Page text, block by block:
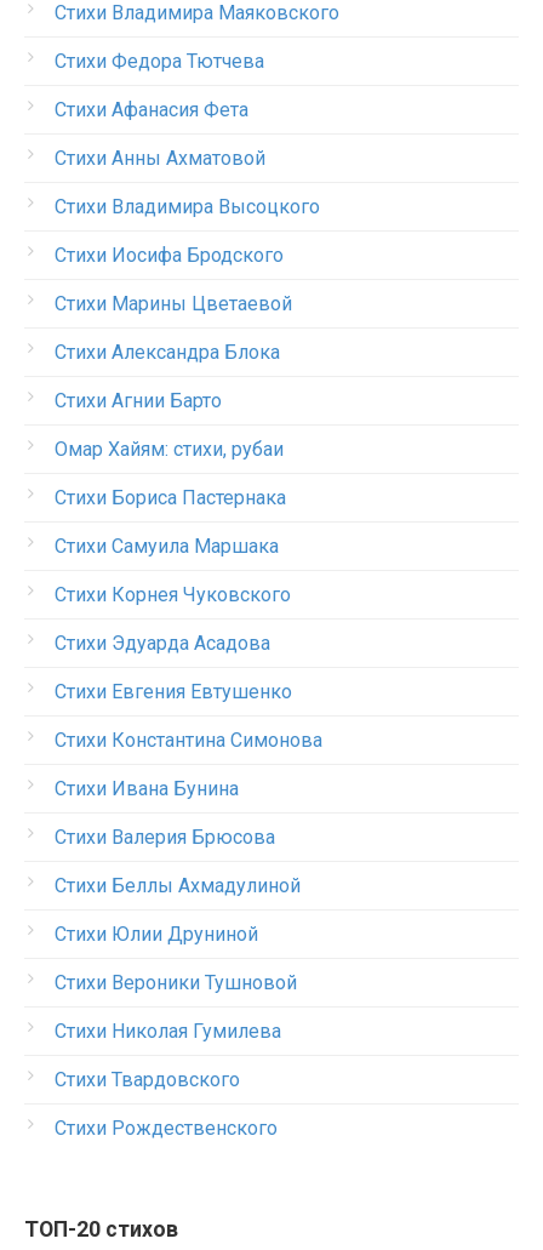
Стихи Владимира Маяковского
Стихи Федора Тютчева
Стихи Афанасия Фета
Стихи Анны Ахматовой
Стихи Владимира Высоцкого
Стихи Иосифа Бродского
Стихи Марины Цветаевой
Стихи Александра Блока
Стихи Агнии Барто
Омар Хайям: стихи, рубаи
Стихи Бориса Пастернака
Стихи Самуила Маршака
Стихи Корнея Чуковского
Стихи Эдуарда Асадова
Стихи Евгения Евтушенко
Стихи Константина Симонова
Стихи Ивана Бунина
Стихи Валерия Брюсова
Стихи Беллы Ахмадулиной
Стихи Юлии Друниной
Стихи Вероники Тушновой
Стихи Николая Гумилева
Стихи Твардовского
Стихи Рождественского
ТОП-20 стихов